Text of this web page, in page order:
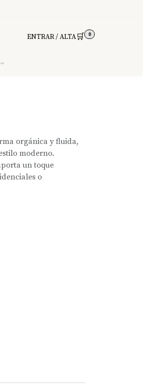
ENTRAR / ALTA🛒 0
orgánica y fluida,
moderno.
un toque
o